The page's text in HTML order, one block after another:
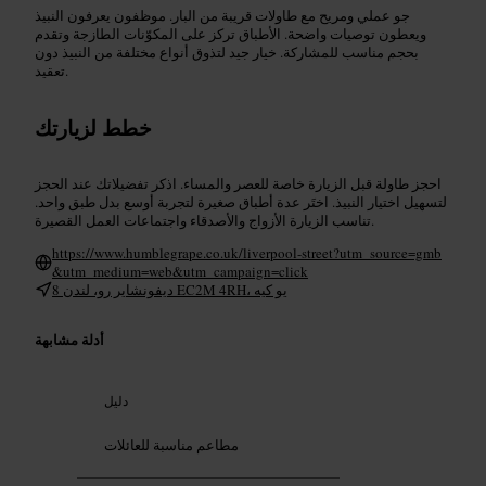
جو عملي ومريح مع طاولات قريبة من البار. موظفون يعرفون النبيذ
ويعطون توصيات واضحة. الأطباق تركز على المكوّنات الطازجة وتقدم
بحجم مناسب للمشاركة. خيار جيد لتذوق أنواع مختلفة من النبيذ دون
تعقيد.
خطط لزيارتك
احجز طاولة قبل الزيارة خاصة للعصر والمساء. اذكر تفضيلاتك عند الحجز
لتسهيل اختيار النبيذ. اختَر عدة أطباق صغيرة لتجربة أوسع بدل طبق واحد.
تناسب الزيارة الأزواج والأصدقاء واجتماعات العمل القصيرة.
https://www.humblegrape.co.uk/liverpool-street?utm_source=gmb
&utm_medium=web&utm_campaign=click
8 ديفونشاير رو، لندن EC2M 4RH، يو كيه
أدلة مشابهة
دليل
مطاعم مناسبة للعائلات